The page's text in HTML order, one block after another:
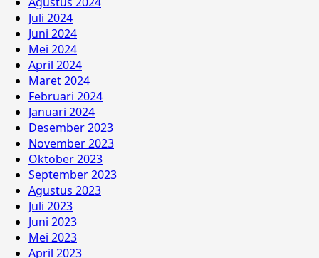
Juli 2024
Juni 2024
Mei 2024
April 2024
Maret 2024
Februari 2024
Januari 2024
Desember 2023
November 2023
Oktober 2023
September 2023
Agustus 2023
Juli 2023
Juni 2023
Mei 2023
April 2023